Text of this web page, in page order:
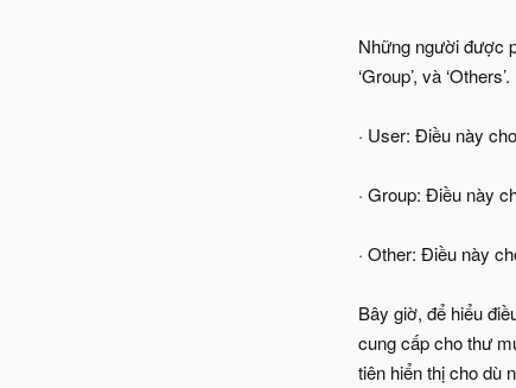
Những người được
‘Group’, và ‘Others’.
· User: Điều này
· Group: Điều này
· Other: Điều này
Bây giờ, để hiểu
cung cấp cho thư
tiên hiển thị cho dù